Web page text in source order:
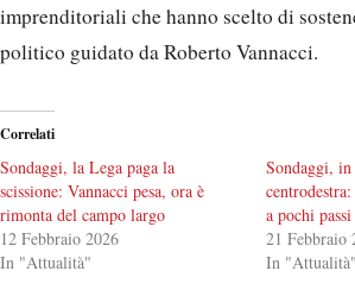
imprenditoriali che hanno scelto di
politico guidato da Roberto Vannacci.
Correlati
Sondaggi, la Lega paga la
scissione: Vannacci pesa, ora è
rimonta del campo largo
12 Febbraio 2026
In "Attualità"
Sondaggi,
a pochi
21 Febbraio
In "Attualità"